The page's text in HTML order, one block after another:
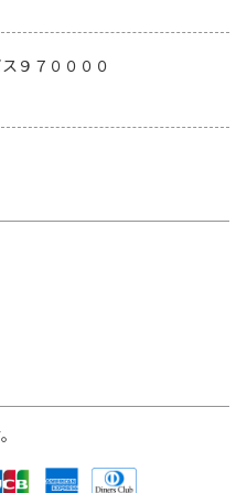
９７００００